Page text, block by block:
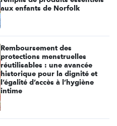
aux enfants de Norfolk
Remboursement des
protections menstruelles
réutilisables : une avancée
historique pour la dignité et
l’égalité d’accès à l’hygiène
intime